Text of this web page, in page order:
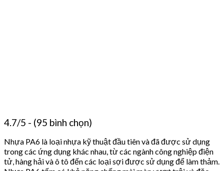
4.7/5 - (95 bình chọn)
Nhựa PA6 là loại nhựa kỹ thuật đầu tiên và đã được sử dụng
trong các ứng dụng khác nhau, từ các ngành công nghiệp điện
tử, hàng hải và ô tô đến các loại sợi được sử dụng để làm thảm.